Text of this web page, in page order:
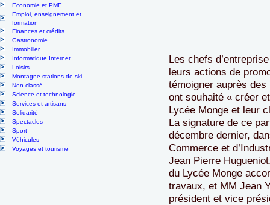
Economie et PME
Emploi, enseignement et
formation
Finances et crédits
Gastronomie
Immobilier
Informatique Internet
Loisirs
Montagne stations de ski
Non classé
Science et technologie
Services et artisans
Solidarité
Spectacles
Sport
Véhicules
Voyages et tourisme
Les chefs
leurs actions de
témoigner auprès
ont souhaité « créer
Lycée Monge et leur
La signature de ce
décembre dernier,
Commerce et
Jean Pierre
du Lycée Monge
travaux, et MM Jean
président et vice